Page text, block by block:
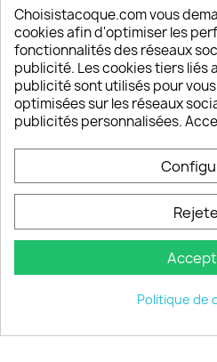
Depuis 2009, entre
sont satisfaits de nos produits
Un SAV à votre écoute
Notre SAV est
© 2026 - choisistacoque.com
Choisistacoque.com vous
cookies afin d'optimiser les
fonctionnalités des réseaux
publicité. Les cookies tiers liés
publicité sont utilisés pour
optimisées sur les réseaux
publicités personnalisées.
Politique de